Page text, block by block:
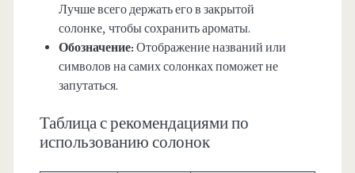
Лучше всего держать его в закрытой
солонке, чтобы сохранить ароматы.
Обозначение: Отображение названий или
символов на самих солонках поможет не
запутаться.
Таблица с рекомендациями по
использованию солонок